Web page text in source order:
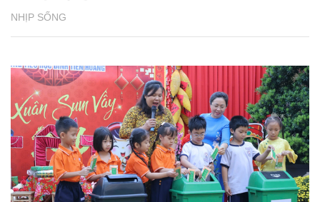
NHỊP SỐNG